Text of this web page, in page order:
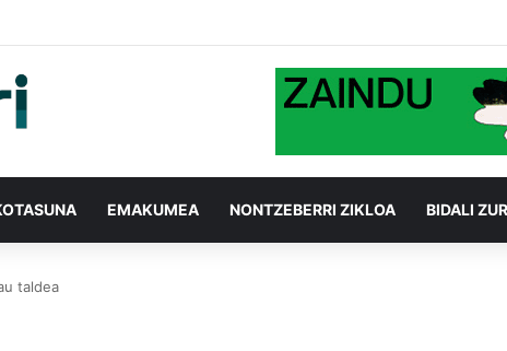
EMAKUMEA NONTZEBERRI ZIKLOA BIDALI
taldea